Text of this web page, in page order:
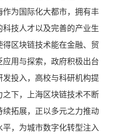
作为国际化大都市，拥有丰
技人才以及完善的产业生
区块链技术能在金融、贸
用与探索，政府积极出台
投入，高校与科研机构提
下，上海区块链技术不断
拓展，正以多元之力推动
平，为城市数字化转型注入